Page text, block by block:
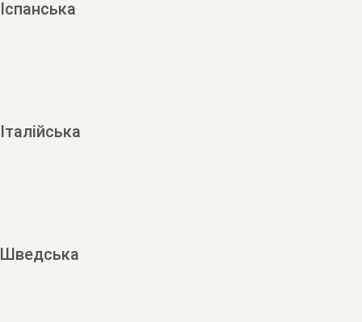
Іспанська
Італійська
Шведська